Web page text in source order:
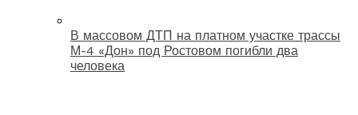
В массовом ДТП на платном участке трассы
М-4 «Дон» под Ростовом погибли два
человека